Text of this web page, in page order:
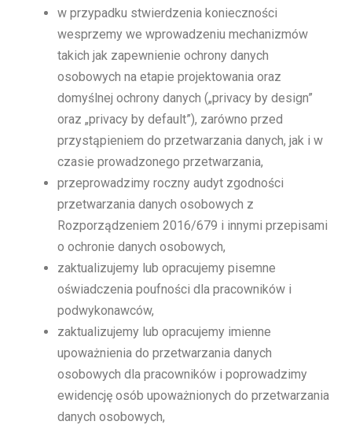
w przypadku stwierdzenia konieczności
wesprzemy we wprowadzeniu mechanizmów
takich jak zapewnienie ochrony danych
osobowych na etapie projektowania oraz
domyślnej ochrony danych („privacy by design”
oraz „privacy by default”), zarówno przed
przystąpieniem do przetwarzania danych, jak i w
czasie prowadzonego przetwarzania,
przeprowadzimy roczny audyt zgodności
przetwarzania danych osobowych z
Rozporządzeniem 2016/679 i innymi przepisami
o ochronie danych osobowych,
zaktualizujemy lub opracujemy pisemne
oświadczenia poufności dla pracowników i
podwykonawców,
zaktualizujemy lub opracujemy imienne
upoważnienia do przetwarzania danych
osobowych dla pracowników i poprowadzimy
ewidencję osób upoważnionych do przetwarzania
danych osobowych,